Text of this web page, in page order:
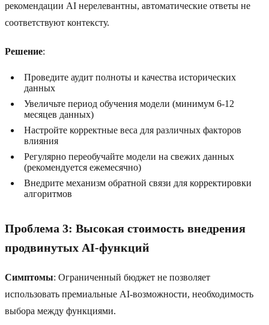
рекомендации AI нерелевантны, автоматические ответы не
соответствуют контексту.
Решение:
Проведите аудит полноты и качества исторических
данных
Увеличьте период обучения модели (минимум 6-12
месяцев данных)
Настройте корректные веса для различных факторов
влияния
Регулярно переобучайте модели на свежих данных
(рекомендуется ежемесячно)
Внедрите механизм обратной связи для корректировки
алгоритмов
Проблема 3: Высокая стоимость внедрения
продвинутых AI-функций
Симптомы: Ограниченный бюджет не позволяет
использовать премиальные AI-возможности, необходимость
выбора между функциями.